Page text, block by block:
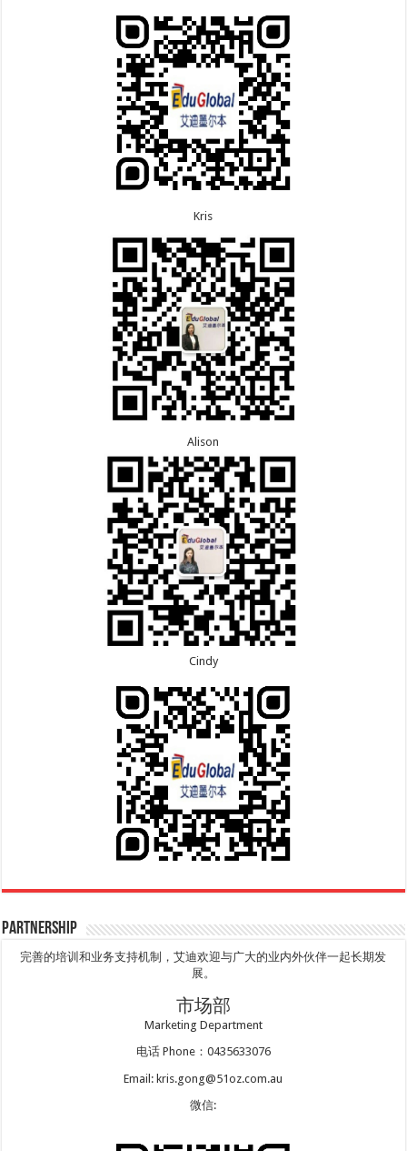
7.9恭喜广东的喻同学500学生签证顺利下签！
7.8恭喜黑龙江的刘女士600旅游签证顺利下签，三年
7.7恭喜北京的王先生和孩子600旅游签证顺利下签，
Kris
Alison
Cindy
Partnership
完善的培训和业务支持机制，艾迪欢迎与广大的业内外伙伴一起长期发
展。
市场部
Marketing Department
电话 Phone：0435633076
Email: kris.gong@51oz.com.au
微信: